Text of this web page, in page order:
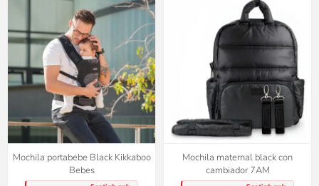
Mochila portabebe Black Kikkaboo
Bebes
Mochila maternal black con
cambiador 7AM